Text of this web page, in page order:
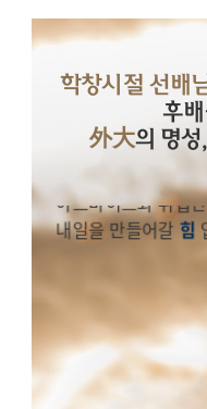
학창시절 선배
후
外大의 명
학창시절 선배님의
2023년 후배들에게
아르바이트와 취업
내일을 만들어갈힘